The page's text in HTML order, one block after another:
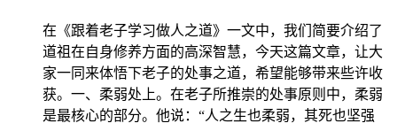
在《跟着老子学习做人之道》一文中，我们简要介绍了
道祖在自身修养方面的高深智慧，今天这篇文章，让大
家一同来体悟下老子的处事之道，希望能够带来些许收
获。一、柔弱处上。在老子所推崇的处事原则中，柔弱
是最核心的部分。他说：“人之生也柔弱，其死也坚强